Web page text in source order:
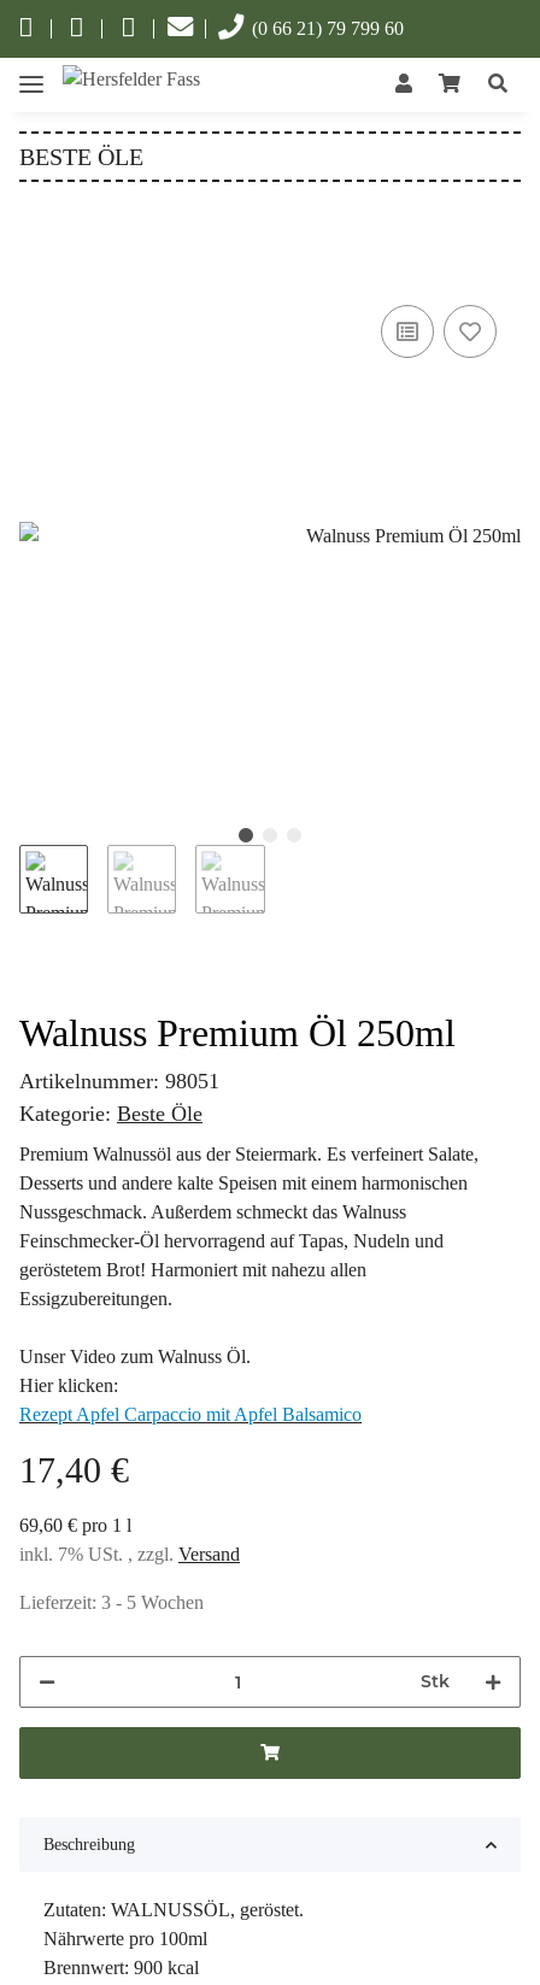
(0 66 21) 79 799 60
BESTE ÖLE
Walnuss Premium Öl 250ml
Artikelnummer: 98051
Kategorie: Beste Öle
Premium Walnussöl aus der Steiermark. Es verfeinert Salate,
Desserts und andere kalte Speisen mit einem harmonischen
Nussgeschmack. Außerdem schmeckt das Walnuss
Feinschmecker-Öl hervorragend auf Tapas, Nudeln und
geröstetem Brot! Harmoniert mit nahezu allen
Essigzubereitungen.
Unser Video zum Walnuss Öl.
Hier klicken:
Rezept Apfel Carpaccio mit Apfel Balsamico
17,40 €
69,60 € pro 1 l
inkl. 7% USt. , zzgl. Versand
Lieferzeit: 3 - 5 Wochen
Stk
Beschreibung
Zutaten: WALNUSSÖL, geröstet.
Nährwerte pro 100ml
Brennwert: 900 kcal